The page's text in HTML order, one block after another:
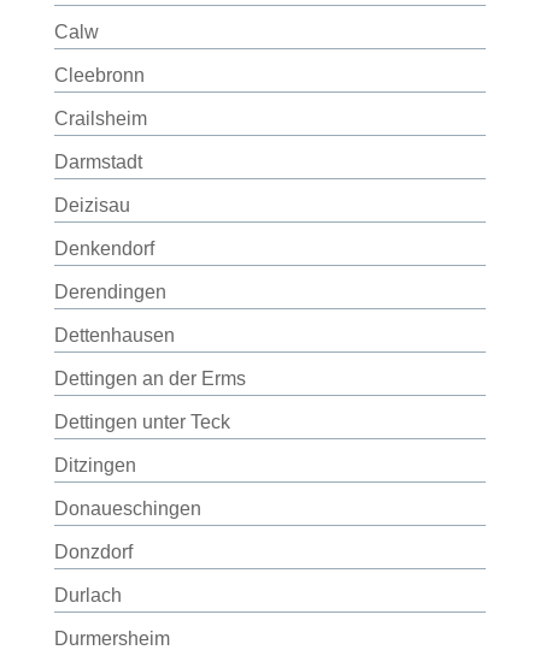
Calw
Cleebronn
Crailsheim
Darmstadt
Deizisau
Denkendorf
Derendingen
Dettenhausen
Dettingen an der Erms
Dettingen unter Teck
Ditzingen
Donaueschingen
Donzdorf
Durlach
Durmersheim